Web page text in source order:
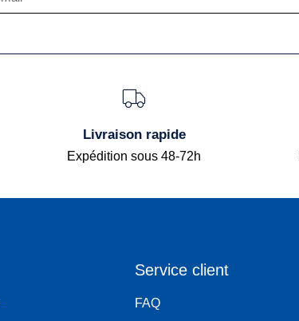
Livraison rapide
Expédition sous 48-72h
Service client
FAQ